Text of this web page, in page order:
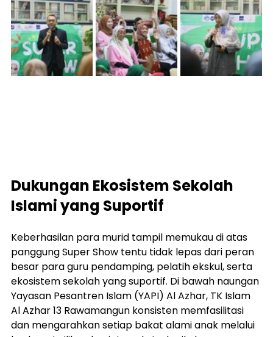
Dukungan Ekosistem Sekolah
Islami yang Suportif
Keberhasilan para murid tampil memukau di atas
panggung Super Show tentu tidak lepas dari peran
besar para guru pendamping, pelatih ekskul, serta
ekosistem sekolah yang suportif. Di bawah naungan
Yayasan Pesantren Islam (YAPI) Al Azhar, TK Islam
Al Azhar 13 Rawamangun konsisten memfasilitasi
dan mengarahkan setiap bakat alami anak melalui